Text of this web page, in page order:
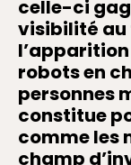
celle-ci
visibilité au
robots en
personnes
constitue
comme les
champ